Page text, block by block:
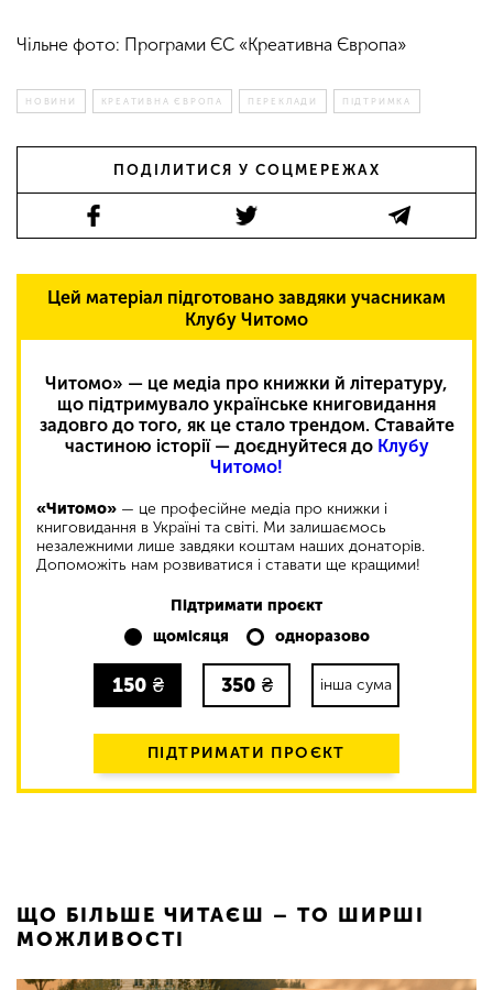
Чільне фото: Програми ЄС «Креативна Європа»
НОВИНИ КРЕАТИВНА ЄВРОПА ПЕРЕКЛАДИ ПІДТРИМКА
ПОДІЛИТИСЯ У СОЦМЕРЕЖАХ
Цей матеріал підготовано завдяки учасникам
Клубу Читомо
Читомо» — це медіа про книжки й літературу,
що підтримувало українське книговидання
задовго до того, як це стало трендом. Ставайте
частиною історії — доєднуйтеся до Клубу
Читомо!
«Читомо» — це професійне медіа про книжки і
книговидання в Україні та світі. Ми залишаємось
незалежними лише завдяки коштам наших донаторів.
Допоможіть нам розвиватися і ставати ще кращими!
Підтримати проєкт
щомісяця
одноразово
150 ₴ 350 ₴ інша сума
ПІДТРИМАТИ ПРОЄКТ
ЩО БІЛЬШЕ ЧИТАЄШ – ТО ШИРШІ
МОЖЛИВОСТІ